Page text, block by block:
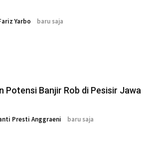
Yarbo baru saja
Potensi Banjir Rob di Pesisir Jawa
Presti Anggraeni baru saja